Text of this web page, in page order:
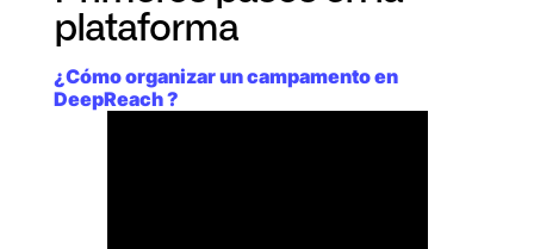
plataforma
¿Cómo organizar un campamento en
DeepReach ?